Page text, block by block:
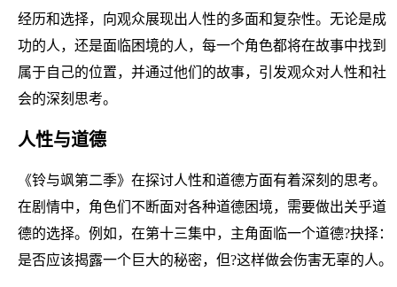
经历和选择，向观众展现出人性的多面和复杂性。无论是成
功的人，还是面临困境的人，每一个角色都将在故事中找到
属于自己的位置，并通过他们的故事，引发观众对人性和社
会的深刻思考。
人性与道德
《铃与飒第二季》在探讨人性和道德方面有着深刻的思考。
在剧情中，角色们不断面对各种道德困境，需要做出关乎道
德的选择。例如，在第十三集中，主角面临一个道德?抉择：
是否应该揭露一个巨大的秘密，但?这样做会伤害无辜的人。